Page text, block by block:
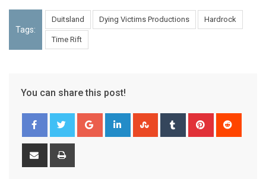
Tags:
Duitsland Dying Victims Productions Hardrock
Time Rift
You can share this post!